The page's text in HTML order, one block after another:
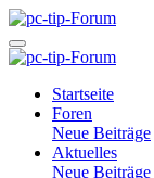
Startseite
Foren
Neue Beiträge
Aktuelles
Neue Beiträge